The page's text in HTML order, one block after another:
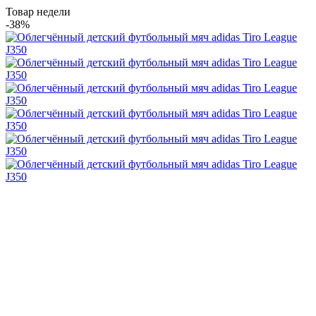
Товар недели
-38%